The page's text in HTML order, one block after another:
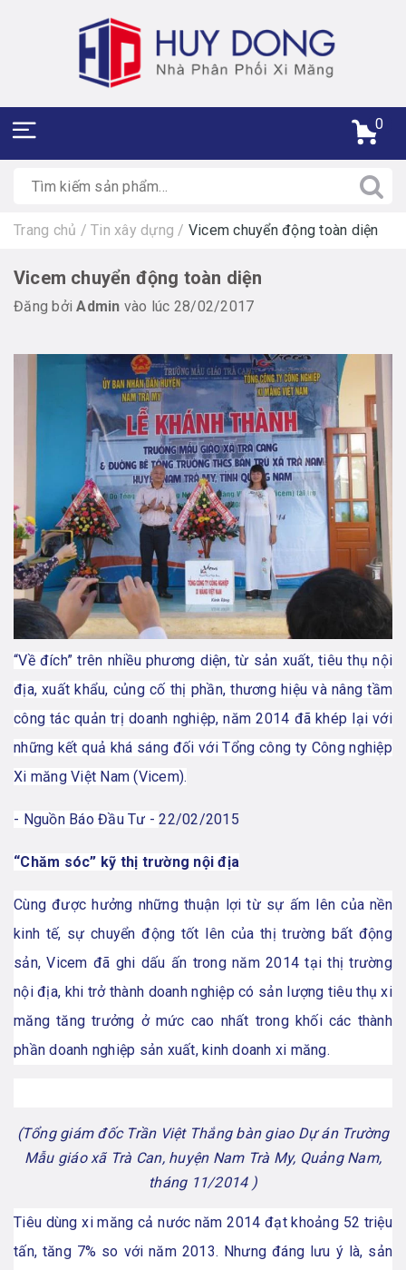
0
Trang chủ / Tin xây dựng / Vicem chuyển động toàn diện
Vicem chuyển động toàn diện
Đăng bởiAdmin vào lúc 28/02/2017
“Về đích” trên nhiều phương diện, từ sản xuất, tiêu thụ nội
địa, xuất khẩu, củng cố thị phần, thương hiệu và nâng tầm
công tác quản trị doanh nghiệp, năm 2014 đã khép lại với
những kết quả khá sáng đối với Tổng công ty Công nghiệp
Xi măng Việt Nam (Vicem).
- Nguồn Báo Đầu Tư -22/02/2015
“Chăm sóc” kỹ thị trường nội địa
Cùng được hưởng những thuận lợi từ sự ấm lên của nền
kinh tế, sự chuyển động tốt lên của thị trường bất động
sản, Vicem đã ghi dấu ấn trong năm 2014 tại thị trường
nội địa, khi trở thành doanh nghiệp có sản lượng tiêu thụ xi
măng tăng trưởng ở mức cao nhất trong khối các thành
phần doanh nghiệp sản xuất, kinh doanh xi măng.
(Tổng giám đốc Trần Việt Thắng bàn giao Dự án Trường
Mẫu giáo xã Trà Can, huyện Nam Trà My, Quảng Nam,
tháng 11/2014 )
Tiêu dùng xi măng cả nước năm 2014 đạt khoảng 52 triệu
tấn, tăng 7% so với năm 2013. Nhưng đáng lưu ý là, sản